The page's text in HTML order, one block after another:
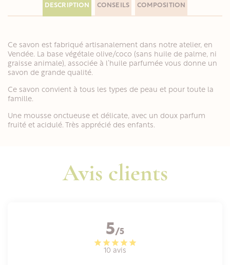
DESCRIPTION CONSEILS COMPOSITION
Ce savon est fabriqué artisanalement dans notre atelier, en
Vendée. La base végétale olive/coco (sans huile de palme, ni
graisse animale), associée à l’huile parfumée vous donne un
savon de grande qualité.
Ce savon convient à tous les types de peau et pour toute la
famille.
Une mousse onctueuse et délicate, avec un doux parfum
fruité et acidulé. Très apprécié des enfants.
Avis clients
5/5
10 avis